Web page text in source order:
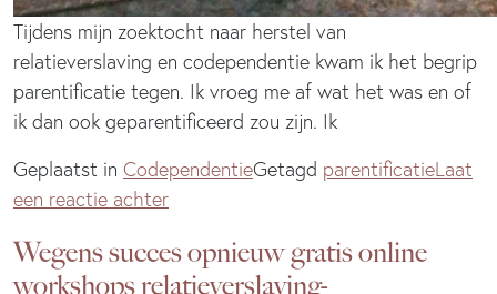
Tijdens mijn zoektocht naar herstel van
relatieverslaving en codependentie kwam ik het begrip
parentificatie tegen. Ik vroeg me af wat het was en of
ik dan ook geparentificeerd zou zijn. Ik
Geplaatst in CodependentieGetagd parentificatieLaat
een reactie achterop
tussen
parentificatie,
Wegens succes opnieuw gratis online
workshops relatieverslaving-